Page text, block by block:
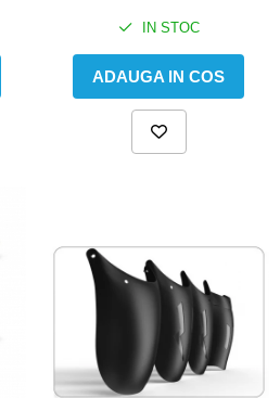
IN STOC
ADAUGA IN COS